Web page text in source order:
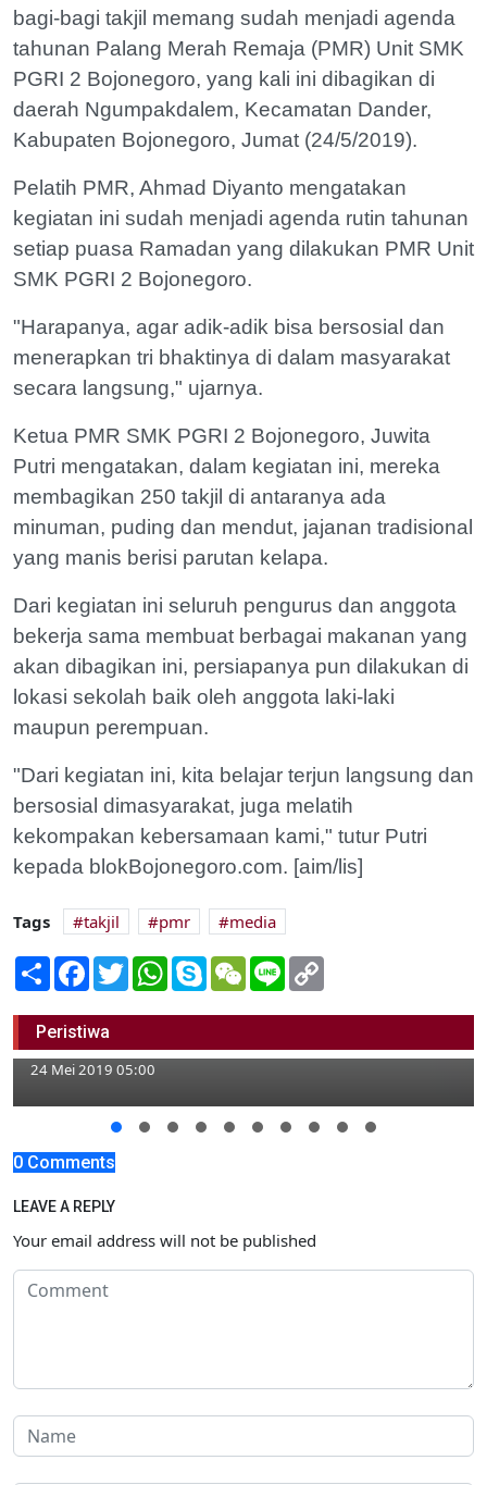
bagi-bagi takjil memang sudah menjadi agenda
tahunan Palang Merah Remaja (PMR) Unit SMK
PGRI 2 Bojonegoro, yang kali ini dibagikan di
daerah Ngumpakdalem, Kecamatan Dander,
Kabupaten Bojonegoro, Jumat (24/5/2019).
Pelatih PMR, Ahmad Diyanto mengatakan
kegiatan ini sudah menjadi agenda rutin tahunan
setiap puasa Ramadan yang dilakukan PMR Unit
SMK PGRI 2 Bojonegoro.
"Harapanya, agar adik-adik bisa bersosial dan
menerapkan tri bhaktinya di dalam masyarakat
secara langsung," ujarnya.
Ketua PMR SMK PGRI 2 Bojonegoro, Juwita
Putri mengatakan, dalam kegiatan ini, mereka
membagikan 250 takjil di antaranya ada
minuman, puding dan mendut, jajanan tradisional
yang manis berisi parutan kelapa.
Dari kegiatan ini seluruh pengurus dan anggota
bekerja sama membuat berbagai makanan yang
akan dibagikan ini, persiapanya pun dilakukan di
lokasi sekolah baik oleh anggota laki-laki
maupun perempuan.
"Dari kegiatan ini, kita belajar terjun langsung dan
bersosial dimasyarakat, juga melatih
kekompakan kebersamaan kami," tutur Putri
kepada blokBojonegoro.com. [aim/lis]
Tags takjil pmr
media
Share Facebook
TwitterWhatsApp
SkypeWeChatLine
Peristiwa
Gubernur Sahur Bersama Tukang Becak
dan Pasukan Oranye
24 Mei 2019 05:00
0 Comments
LEAVE A REPLY
Your email address will not be published